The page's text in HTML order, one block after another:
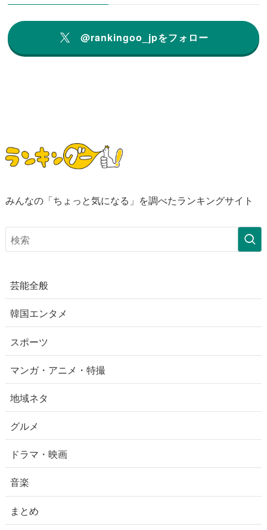
@rankingoo_jpをフォロー
みんなの「ちょっと気になる」を調べたランキングサイト
芸能全般
韓国エンタメ
スポーツ
マンガ・アニメ・特撮
地域ネタ
グルメ
ドラマ・映画
音楽
まとめ